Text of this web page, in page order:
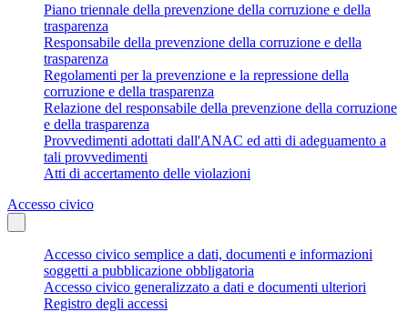
Piano triennale della prevenzione della corruzione e della
trasparenza
Responsabile della prevenzione della corruzione e della
trasparenza
Regolamenti per la prevenzione e la repressione della
corruzione e della trasparenza
Relazione del responsabile della prevenzione della corruzione
e della trasparenza
Provvedimenti adottati dall'ANAC ed atti di adeguamento a
tali provvedimenti
Atti di accertamento delle violazioni
Accesso civico
Accesso civico semplice a dati, documenti e informazioni
soggetti a pubblicazione obbligatoria
Accesso civico generalizzato a dati e documenti ulteriori
Registro degli accessi